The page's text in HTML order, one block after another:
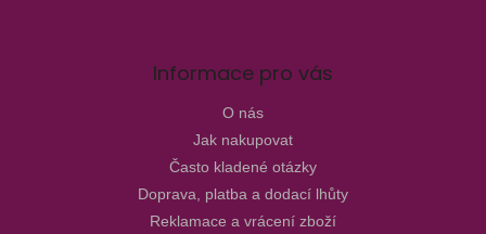
Informace pro vás
O nás
Jak nakupovat
Často kladené otázky
Doprava, platba a dodací lhůty
Reklamace a vrácení zboží